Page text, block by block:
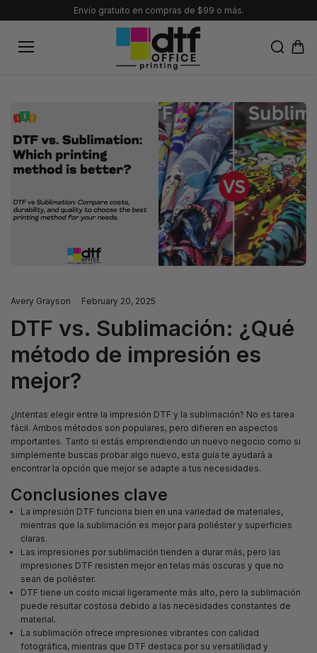
do
Envío gratuito en compras de $99 o más.
Avery Grayson February 20, 2025
DTF vs. Sublimación: ¿Qué
método de impresión es
mejor?
¿Intentas elegir entre la impresión DTF y la sublimación? No es tarea
fácil. Ambos métodos son populares, pero difieren en aspectos
importantes. Tanto si estás emprendiendo un nuevo negocio como si
simplemente buscas probar algo nuevo, esta guía te ayudará a
encontrar la opción que mejor se adapte a tus necesidades.
Conclusiones clave
La impresión DTF funciona bien en una variedad de materiales,
mientras que la sublimación es mejor para poliéster y superficies
claras.
Las impresiones por sublimación tienden a durar más, pero las
impresiones DTF resisten mejor en telas más oscuras y que no
sean de poliéster.
DTF tiene un costo inicial ligeramente más alto, pero la sublimación
puede resultar costosa debido a las necesidades constantes de
material.
La sublimación ofrece impresiones vibrantes con calidad
fotográfica, mientras que DTF destaca por su versatilidad y